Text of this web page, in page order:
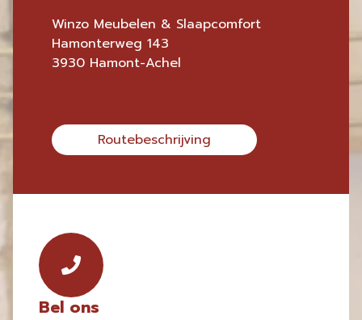
Winzo Meubelen & Slaapcomfort
Hamonterweg 143
3930 Hamont-Achel
Routebeschrijving
Bel ons